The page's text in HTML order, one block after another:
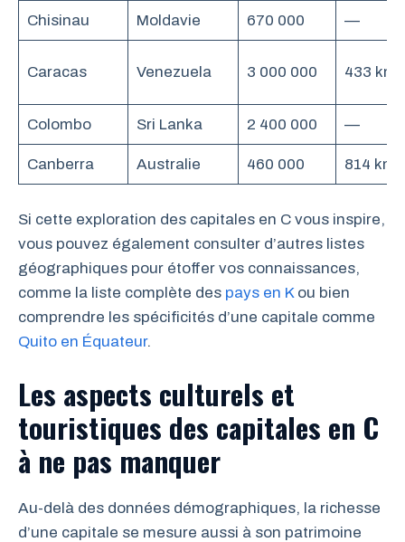
Chisinau Moldavie 670 000 —
Caracas Venezuela 3 000 000 433 km²
Colombo Sri Lanka 2 400 000 —
Canberra Australie 460 000 814 km²
Si cette exploration des capitales en C vous inspire,
vous pouvez également consulter d’autres listes
géographiques pour étoffer vos connaissances,
comme la liste complète des pays en Kou bien
comprendre les spécificités d’une capitale comme
Quito en Équateur.
Les aspects culturels et
touristiques des capitales en C
à ne pas manquer
Au-delà des données démographiques, la richesse
d’une capitale se mesure aussi à son patrimoine